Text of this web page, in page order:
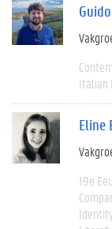
Italian
Eline
19e
Identity